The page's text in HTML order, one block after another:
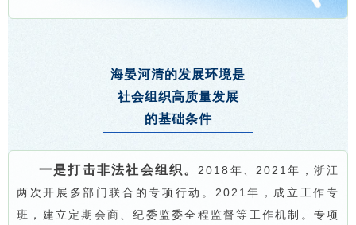
海晏河清的发展环境是
社会组织高质量发展
的基础条件
一是打击非法社会组织。 2018年、2021年，浙江
两次开展多部门联合的专项行动。2021年，成立工作专
班，建立定期会商、纪委监委全程监督等工作机制。专项